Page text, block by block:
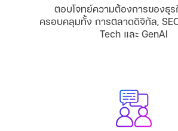
ตอบโจทย์ความต้องการของธุร
ครอบคลุมทั้ง การตลาดดิจิทัล,
Tech และ GenAI